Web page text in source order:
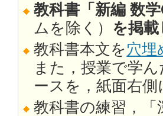
教科書「新編 数
ムを除く） を掲
教科書本文を穴埋
また，授業で学
ースを，紙面右
教科書の練習，「